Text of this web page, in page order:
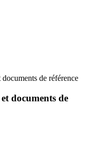
de référence
documents de